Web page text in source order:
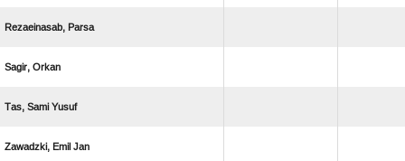
 
 
  
  